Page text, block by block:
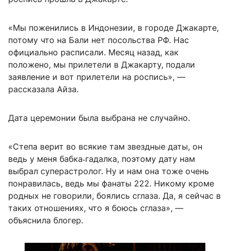
«Мы поженились в Индонезии, в городе Джакарте,
потому что на Бали нет посольства РФ. Нас
официально расписали. Месяц назад, как
положено, мы прилетели в Джакарту, подали
заявление и вот прилетели на роспись», —
рассказала Айза.
Дата церемонии была выбрана не случайно.
«Степа верит во всякие там звездные даты, он
ведь у меня бабка‑гадалка, поэтому дату нам
выбрал суперастролог. Ну и нам она тоже очень
понравилась, ведь мы фанаты 222. Никому кроме
родных не говорили, боялись сглаза. Да, я сейчас в
таких отношениях, что я боюсь сглаза», —
объяснила блогер.